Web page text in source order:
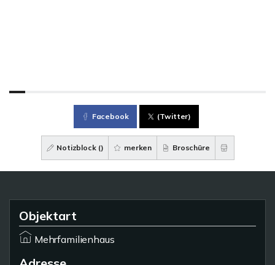
Facebook (Twitter)
Notizblock () merken Broschüre
Objektart
Mehrfamilienhaus